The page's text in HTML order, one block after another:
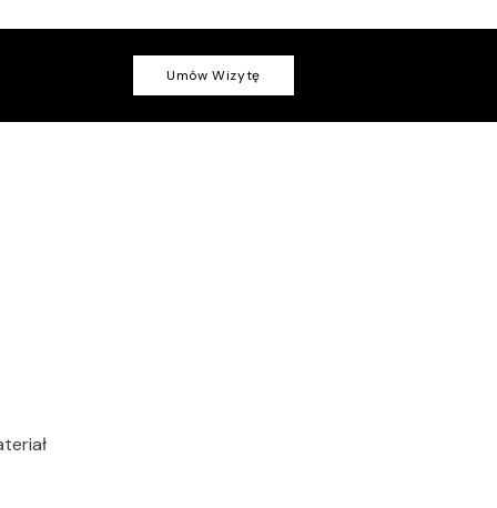
Umów Wizytę